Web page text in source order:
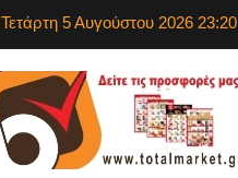
Τετάρτη 5 Αυγούστου 2026 23:20